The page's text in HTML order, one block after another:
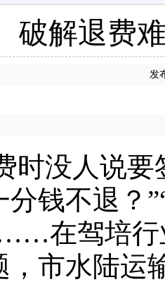
破解退费
发
时没人说
分钱不退？
在驾培行
，市水陆运